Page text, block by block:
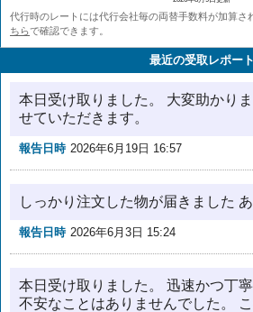
代行時のレートには代行会社毎の両替手数料が加算さ
ちらで確認できます。
最近の受取レポート
本日受け取りました。 大変助かり
せていただきます。
報告日時 2026年6月19日 16:57
しっかり注文した物が届きました
報告日時 2026年6月3日 15:24
本日受け取りました。 迅速かつ丁
不安なことはありませんでした。